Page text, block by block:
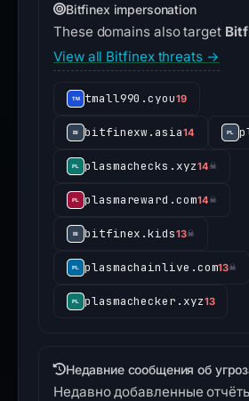
Bitfinex impersonation
These domains also target
View all Bitfinex threats →
tmall990.cyou19
bitfinexw.asia14
plasmachecks.xyz14☠
plasmareward.com14☠
bitfinex.kids13☠
plasmachainlive.com13☠
plasmachecker.xyz13
Недавние сообщения об
Недавно добавленные